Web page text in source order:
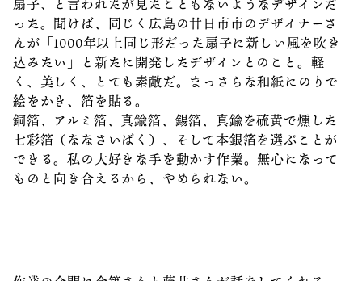
扇子、と言われたが見たこともないようなデザインだ
った。聞けば、同じく広島の廿日市市のデザイナーさ
んが「1000年以上同じ形だった扇子に新しい風を吹き
込みたい」と新たに開発したデザインとのこと。軽
く、美しく、とても素敵だ。まっさらな和紙にのりで
絵をかき、箔を貼る。
銅箔、アルミ箔、真鍮箔、錫箔、真鍮を硫黄で燻した
七彩箔（ななさいばく）、そして本銀箔を選ぶことが
できる。私の大好きな手を動かす作業。無心になって
ものと向き合えるから、やめられない。